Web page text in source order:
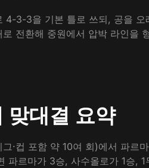
4-3-3을 기본 틀로 쓰되, 공을
전환해 중원에서 압박 라인을
맞대결 요약
·컵 포함 약 10여 회)에서 파르
파르마가 3승, 사수올로가 1승,